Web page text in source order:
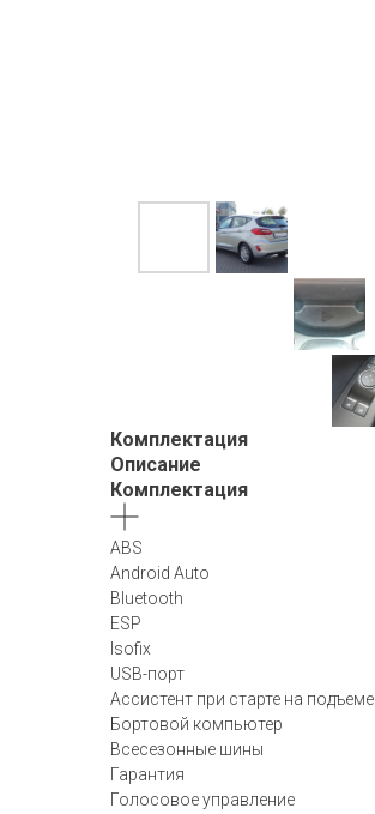
Комплектация
Описание
Комплектация
ABS
Android Auto
Bluetooth
ESP
Isofix
USB-порт
Ассистент при старте на подъеме
Бортовой компьютер
Всесезонные шины
Гарантия
Голосовое управление